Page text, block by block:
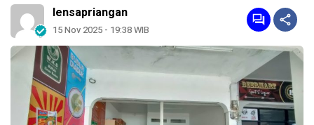
lensapriangan
15 Nov 2025 - 19:38 WIB